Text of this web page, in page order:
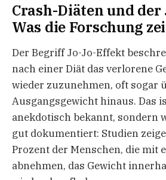
Crash-Diäten und
Was die Forschung
Der Begriff Jo-Jo-Effekt
nach einer Diät das verlorene
wieder zuzunehmen, oft sogar
Ausgangsgewicht hinaus. Das
anekdotisch bekannt, sondern
gut dokumentiert: Studien
Prozent der Menschen, die mit
abnehmen, das Gewicht